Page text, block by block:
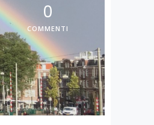
0
COMMENTI